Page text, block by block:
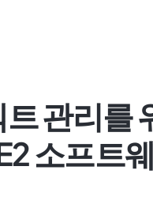
관리를
소프트